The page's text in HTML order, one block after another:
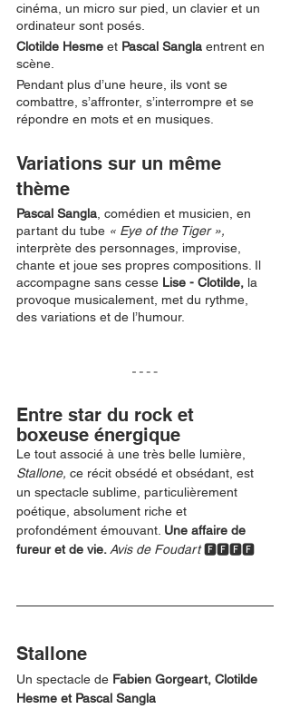
cinéma, un micro sur pied, un clavier et un
ordinateur sont posés.
Clotilde Hesme et Pascal Sangla entrent en
scène.
Pendant plus d’une heure, ils vont se
combattre, s’affronter, s’interrompre et se
répondre en mots et en musiques.
Variations sur un même
thème
Pascal Sangla , comédien et musicien, en
partant du tube « Eye of the Tiger »,
interprète des personnages, improvise,
chante et joue ses propres compositions. Il
accompagne sans cesse Lise - Clotilde, la
provoque musicalement, met du rythme,
des variations et de l’humour.
Entre star du rock et
boxeuse énergique
Le tout associé à une très belle lumière,
Stallone, ce récit obsédé et obsédant, est
un spectacle sublime, particulièrement
poétique, absolument riche et
profondément émouvant. Une affaire de
fureur et de vie. Avis de Foudart 🅵🅵🅵🅵
Stallone
Un spectacle de Fabien Gorgeart, Clotilde
Hesme et Pascal Sangla